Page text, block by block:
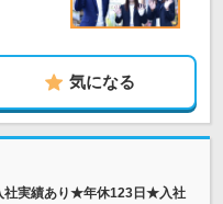
気になる
社実績あり★年休123日★入社